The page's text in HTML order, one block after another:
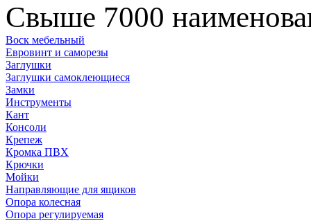
Свыше 7000
Воск мебельный
Евровинт и саморезы
Заглушки
Заглушки самоклеющиеся
Замки
Инструменты
Кант
Консоли
Крепеж
Кромка ПВХ
Крючки
Мойки
Направляющие для ящиков
Опора колесная
Опора регулируемая